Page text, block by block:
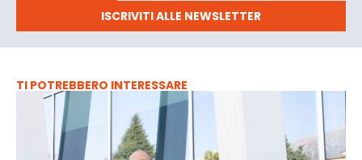
ISCRIVITI ALLE NEWSLETTER
TI POTREBBERO INTERESSARE